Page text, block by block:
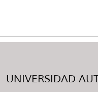
UNIVERSIDAD